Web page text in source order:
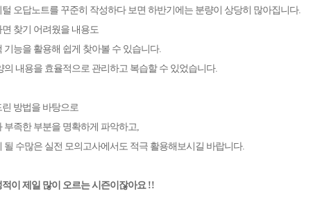
오답노트를 꾸준히 작성하다 보면 하반기에는 분량이 상당히 많아집니다.
찾기 어려웠을 내용도
기능을 활용해 쉽게 찾아볼 수 있습니다.
의 내용을 효율적으로 관리하고 복습할 수 있었습니다.
방법을 바탕으로
부족한 부분을 명확하게 파악하고,
될 수많은 실전 모의고사에서도 적극 활용해보시길 바랍니다.
이 제일 많이 오르는 시즌이잖아요 !!